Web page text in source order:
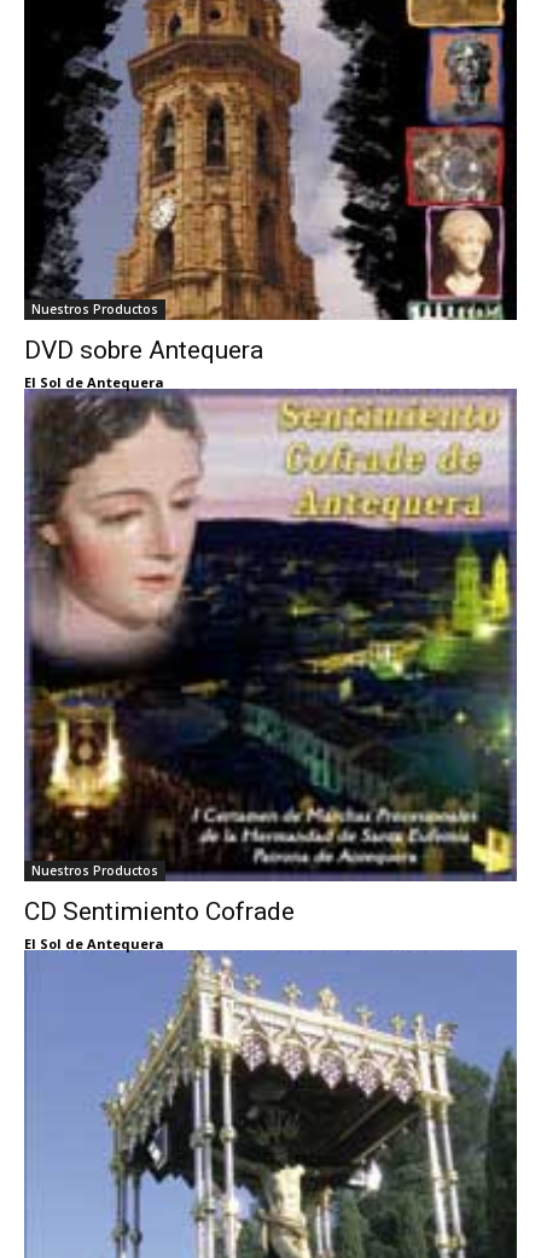
Nuestros Productos
DVD sobre Antequera
El Sol de Antequera
Nuestros Productos
CD Sentimiento Cofrade
El Sol de Antequera